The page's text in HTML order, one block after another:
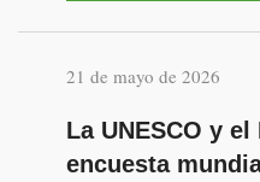
21 de mayo de 2026
La UNESCO y
encuesta